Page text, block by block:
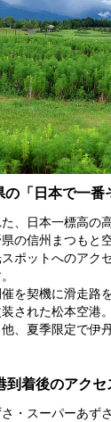
「日本で一番
、日本一標高の
の信州まつもと
ポットへのアク
を契機に滑走路
された松本空港
、夏季限定で伊
到着後のアクセ
・スーパーあず